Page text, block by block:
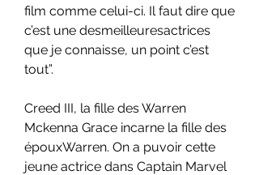
film comme celui-ci. Il faut dire que
c’est une desmeilleuresactrices
que je connaisse, un point c’est
tout”.
Creed III, la fille des Warren
Mckenna Grace incarne la fille des
épouxWarren. On a puvoir cette
jeune actrice dans Captain Marvel